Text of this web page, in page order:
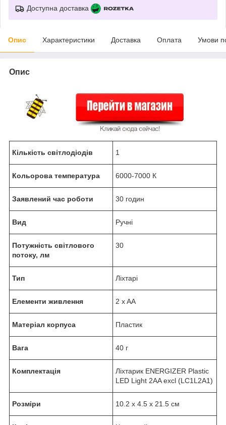
Доступна доставка
Опис Характеристики Доставка Оплата Умови
Опис
Кількість світлодіодів 1
Кольорова температура 6000-7000 К
Заявлений час роботи 30 годин
Вид Ручні
Потужність світлового
потоку, лм
30
Тип Ліхтарі
Елементи живлення 2 x AA
Матеріал корпуса Пластик
Вага 40 г
Комплектація
Ліхтарик ENERGIZER Plastic
LED Light 2AA excl (LC1L2A1)
Розміри 10.2 х 4.5 х 21.5 см